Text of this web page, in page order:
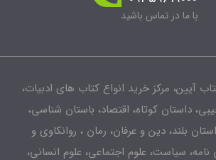
با ما در تماس باشید
آیین، مرکز خرید انواع کتاب های ادبیات،
داستان کوتاه، اقتصاد، باستان شناسی،
بلند، دین و عرفان، رمان ، روانکاوی و
سیاست، علوم اجتماعی، علوم انسانی،